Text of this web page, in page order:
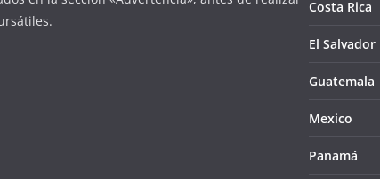
Costa Rica
El Salvador
Guatemala
Mexico
Panamá